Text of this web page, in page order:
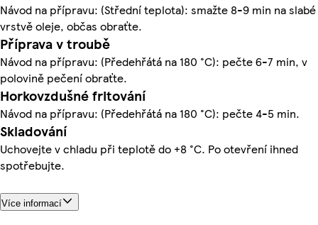
Návod na přípravu: (Střední teplota): smažte 8-9 min na slabé
vrstvě oleje, občas obraťte.
Příprava v troubě
Návod na přípravu: (Předehřátá na 180 °C): pečte 6-7 min, v
polovině pečení obraťte.
Horkovzdušné fritování
Návod na přípravu: (Předehřátá na 180 °C): pečte 4-5 min.
Skladování
Uchovejte v chladu při teplotě do +8 °C. Po otevření ihned
spotřebujte.
Více informací